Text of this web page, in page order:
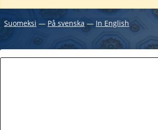
Suomeksi ― På svenska― In English